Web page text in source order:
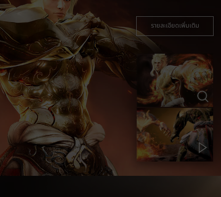
รายละเอียดเพิ่มเติม